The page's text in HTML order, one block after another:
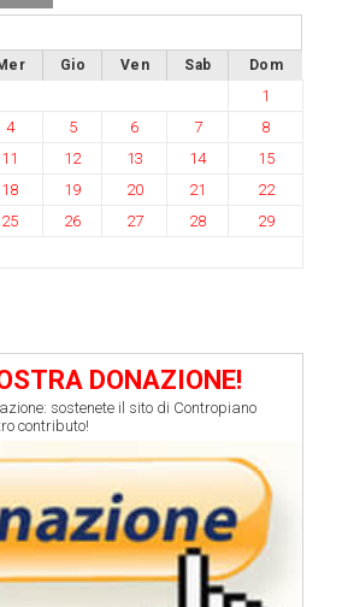
Gio Ven Sab Dom
1
4 5 6 7
8
11 12 13 14
15
18 19 20 21
22
25 26 27 28
29
DONAZIONE!
sostenete il sito di Contropiano
contributo!